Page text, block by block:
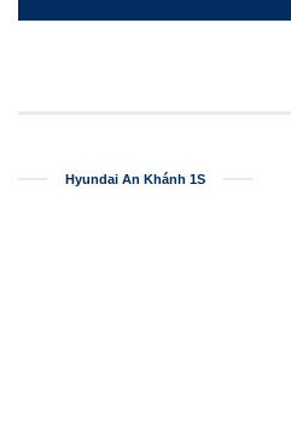
Hyundai An Khánh 1S